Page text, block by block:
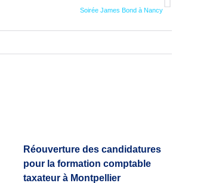
Soirée James Bond à Nancy
Réouverture des candidatures
pour la formation comptable
taxateur à Montpellier